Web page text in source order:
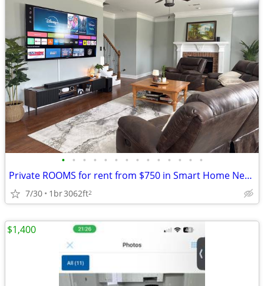
• • • • • • • • • • • • • •
Private ROOMS for rent from $750 in Smart Home Near Fort Eisenhower an
7/30 1br3062ft2
$1,400